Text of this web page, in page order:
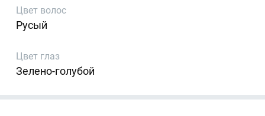
Цвет волос
Русый
Цвет глаз
Зелено-голубой